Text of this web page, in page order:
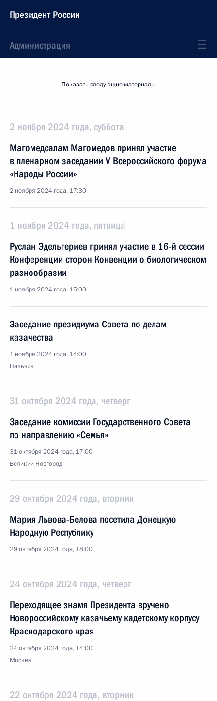
Президент России
Администрация
Показать следующие материалы
2 ноября 2024 года, суббота
Магомедсалам Магомедов принял участие
в пленарном заседании V Всероссийского форума
«Народы России»
2 ноября 2024 года, 17:30
1 ноября 2024 года, пятница
Руслан Эдельгериев принял участие в 16-й сессии
Конференции сторон Конвенции о биологическом
разнообразии
1 ноября 2024 года, 15:00
Заседание президиума Совета по делам
казачества
1 ноября 2024 года, 14:00
Нальчик
31 октября 2024 года, четверг
Заседание комиссии Государственного Совета
по направлению «Семья»
31 октября 2024 года, 17:00
Великий Новгород
29 октября 2024 года, вторник
Мария Львова-Белова посетила Донецкую
Народную Республику
29 октября 2024 года, 18:00
24 октября 2024 года, четверг
Переходящее знамя Президента вручено
Новороссийскому казачьему кадетскому корпусу
Краснодарского края
24 октября 2024 года, 14:00
Москва
22 октября 2024 года, вторник